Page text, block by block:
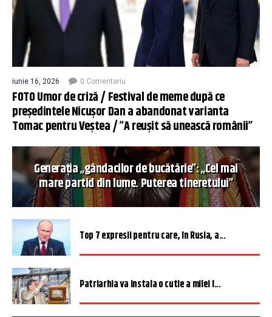
iunie 16, 2026 0 Comentariu
FOTO Umor de criză / Festival de meme după ce
președintele Nicușor Dan a abandonat varianta
Tomac pentru Veștea / ”A reușit să unească românii”
Generația „gândacilor de bucătărie”: „Cel mai
mare partid din lume. Puterea tineretului”
Top 7 expresii pentru care, în Rusia, a...
Patriarhia va instala o cutie a milei î...